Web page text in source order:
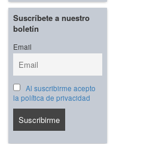
Suscríbete a nuestro
boletín
Email
Al suscribirme acepto
la política de privacidad